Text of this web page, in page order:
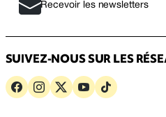
Recevoir les newsletters
SUIVEZ-NOUS SUR LES